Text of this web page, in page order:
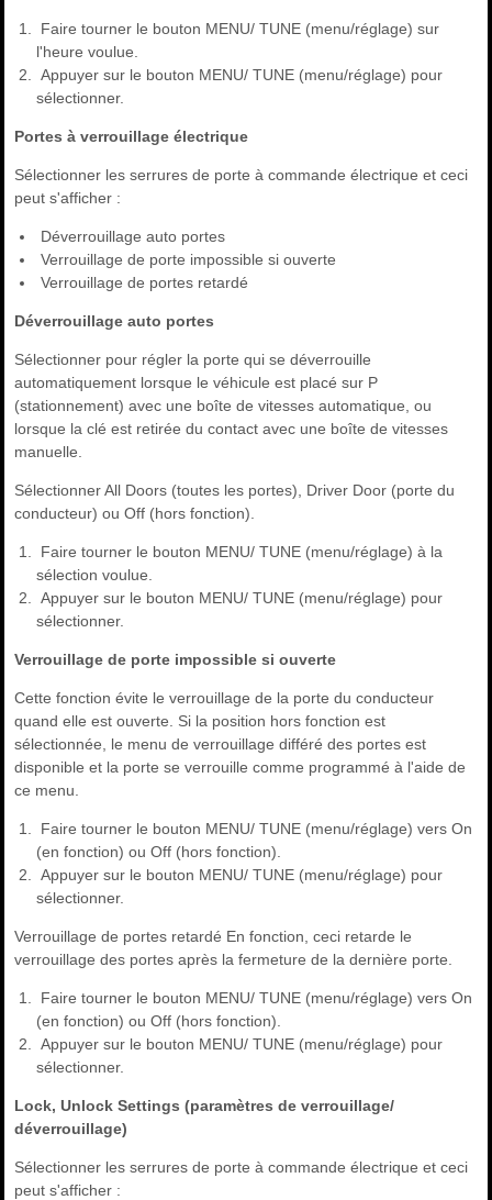
Faire tourner le bouton MENU/ TUNE (menu/réglage) sur
l'heure voulue.
Appuyer sur le bouton MENU/ TUNE (menu/réglage) pour
sélectionner.
Portes à verrouillage électrique
Sélectionner les serrures de porte à commande électrique et ceci
peut s'afficher :
Déverrouillage auto portes
Verrouillage de porte impossible si ouverte
Verrouillage de portes retardé
Déverrouillage auto portes
Sélectionner pour régler la porte qui se déverrouille
automatiquement lorsque le véhicule est placé sur P
(stationnement) avec une boîte de vitesses automatique, ou
lorsque la clé est retirée du contact avec une boîte de vitesses
manuelle.
Sélectionner All Doors (toutes les portes), Driver Door (porte du
conducteur) ou Off (hors fonction).
Faire tourner le bouton MENU/ TUNE (menu/réglage) à la
sélection voulue.
Appuyer sur le bouton MENU/ TUNE (menu/réglage) pour
sélectionner.
Verrouillage de porte impossible si ouverte
Cette fonction évite le verrouillage de la porte du conducteur
quand elle est ouverte. Si la position hors fonction est
sélectionnée, le menu de verrouillage différé des portes est
disponible et la porte se verrouille comme programmé à l'aide de
ce menu.
Faire tourner le bouton MENU/ TUNE (menu/réglage) vers On
(en fonction) ou Off (hors fonction).
Appuyer sur le bouton MENU/ TUNE (menu/réglage) pour
sélectionner.
Verrouillage de portes retardé En fonction, ceci retarde le
verrouillage des portes après la fermeture de la dernière porte.
Faire tourner le bouton MENU/ TUNE (menu/réglage) vers On
(en fonction) ou Off (hors fonction).
Appuyer sur le bouton MENU/ TUNE (menu/réglage) pour
sélectionner.
Lock, Unlock Settings (paramètres de verrouillage/
déverrouillage)
Sélectionner les serrures de porte à commande électrique et ceci
peut s'afficher :